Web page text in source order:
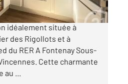
21 Dalayrac vous
idéalement située à
des Rigollots et à
du RER A Fontenay Sous-
Cette charmante
...